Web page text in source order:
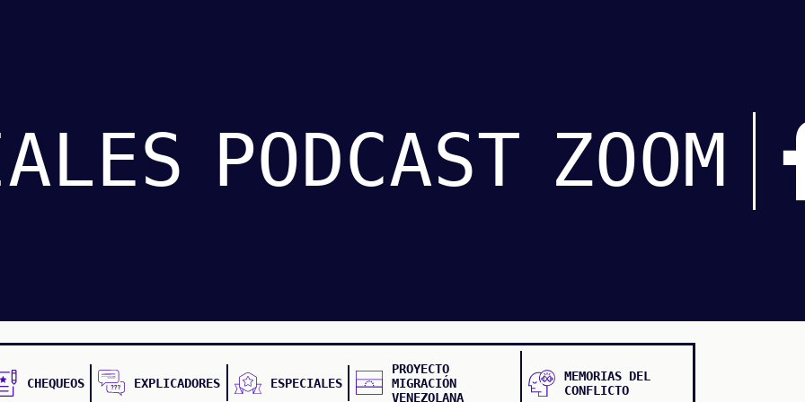
PODCAST ZOOM
CHEQUEOS EXPLICADORES ESPECIALES
PROYECTO
MIGRACIÓN
VENEZOLANA
MEMORIAS DEL
CONFLICTO